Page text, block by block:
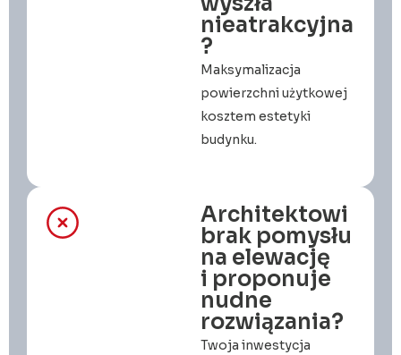
nieatrakcyjna
?
Maksymalizacja
powierzchni użytkowej
kosztem estetyki
budynku.
Architektowi
brak pomysłu
na elewację
i proponuje
nudne
rozwiązania?
Twoja inwestycja